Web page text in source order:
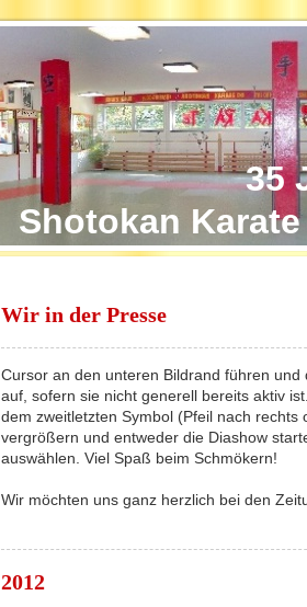
35
Shotokan
Wir in der Presse
Cursor an den unteren Bildrand führen und
auf, sofern sie nicht generell bereits aktiv
dem zweitletzten Symbol (Pfeil nach rechts
vergrößern und entweder die Diashow
auswählen. Viel Spaß beim Schmökern!
Wir möchten uns ganz herzlich bei den
2012